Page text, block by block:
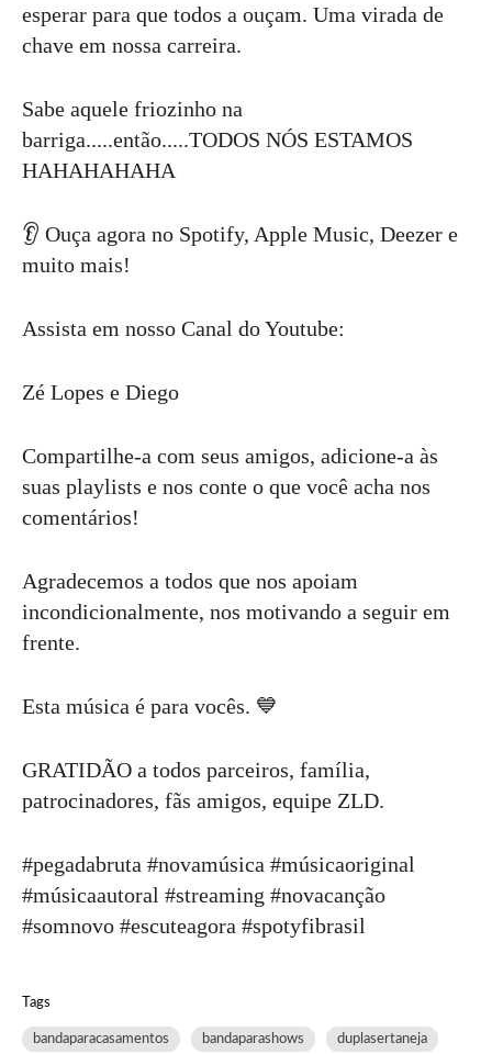
esperar para que todos a ouçam. Uma virada de
chave em nossa carreira.
Sabe aquele friozinho na
barriga.....então.....TODOS NÓS ESTAMOS
HAHAHAHAHA
👂 Ouça agora no Spotify, Apple Music, Deezer e
muito mais!
Assista em nosso Canal do Youtube:
Zé Lopes e Diego
Compartilhe-a com seus amigos, adicione-a às
suas playlists e nos conte o que você acha nos
comentários!
Agradecemos a todos que nos apoiam
incondicionalmente, nos motivando a seguir em
frente.
Esta música é para vocês. 💙
GRATIDÃO a todos parceiros, família,
patrocinadores, fãs amigos, equipe ZLD.
#pegadabruta #novamúsica #músicaoriginal
#músicaautoral #streaming #novacanção
#somnovo #escuteagora #spotyfibrasil
Tags
bandaparacasamentos bandaparashows duplasertaneja